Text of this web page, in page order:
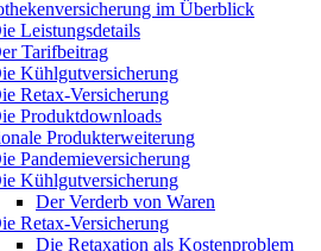
im Überblick
Leistungsdetails
Tarifbeitrag
Kühlgutversicherung
Retax-Versicherung
Produktdownloads
Produkterweiterung
Pandemieversicherung
Kühlgutversicherung
Der Verderb von Waren
Retax-Versicherung
Die Retaxation als Kostenproblem